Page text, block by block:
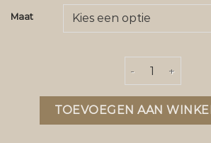
Maat
krakatau jas
TOEVOEGEN AAN